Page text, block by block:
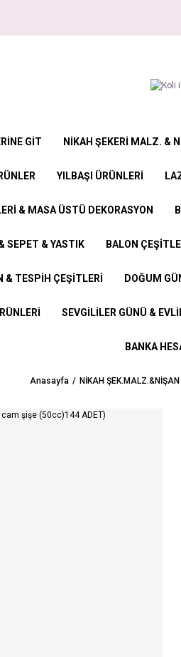
GİT NİKAH ŞEKERİ MALZ. &
YILBAŞI ÜRÜNLERİ
& MASA ÜSTÜ DEKORASYON
SEPET & YASTIK BALON
& TESPİH ÇEŞİTLERİ DOĞUM
SEVGİLİLER GÜNÜ &
BANKA
Anasayfa NİKAH